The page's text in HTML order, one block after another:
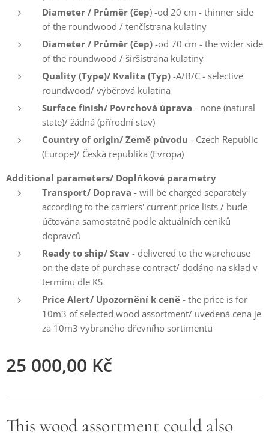
Diameter / Průměr (čep) -od 20 cm - thinner side
of the roundwood / tenčístrana kulatiny
Diameter / Průměr (čep) -od 70 cm - the wider side
of the roundwood / širšístrana kulatiny
Quality (Type)/ Kvalita (Typ) -A/B/C - selective
roundwood/ výběrová kulatina
Surface finish/ Povrchová úprava - none (natural
state)/ žádná (přírodní stav)
Country of origin/ Země původu - Czech Republic
(Europe)/ Česká republika (Evropa)
Additional parameters/ Doplňkové parametry
Transport/ Doprava - will be charged separately
according to the carriers' current price lists / bude
účtována samostatně podle aktuálních ceníků
dopravců
Ready to ship/ Stav - delivered to the warehouse
on the date of purchase contract/ dodáno na sklad v
termínu dle KS
Price Alert/ Upozornění k ceně - the price is for
10m3 of selected wood assortment/ uvedená cena je
za 10m3 vybraného dřevního sortimentu
25 000,00 Kč
This wood assortment could also